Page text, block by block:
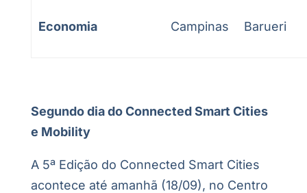
Economia Campinas Barueri
Segundo dia do Connected Smart Cities
e Mobility
A 5ª Edição do Connected Smart Cities
acontece até amanhã (18/09), no Centro